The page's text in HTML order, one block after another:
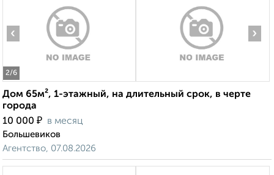
2/6
‹ ›
Дом 65м², 1-этажный, на длительный срок, в черте
города
10 000 ₽ в месяц
Большевиков
Агентство, 07.08.2026